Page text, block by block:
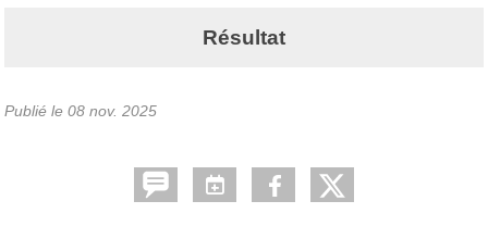
Résultat
Publié le 08 nov. 2025